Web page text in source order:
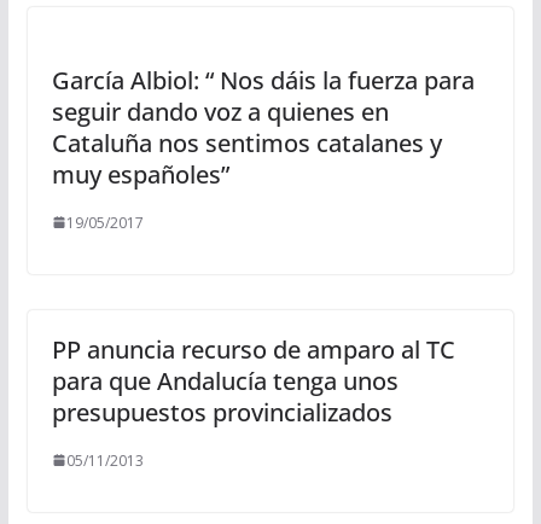
García Albiol: “ Nos dáis la fuerza para
seguir dando voz a quienes en
Cataluña nos sentimos catalanes y
muy españoles”
19/05/2017
PP anuncia recurso de amparo al TC
para que Andalucía tenga unos
presupuestos provincializados
05/11/2013